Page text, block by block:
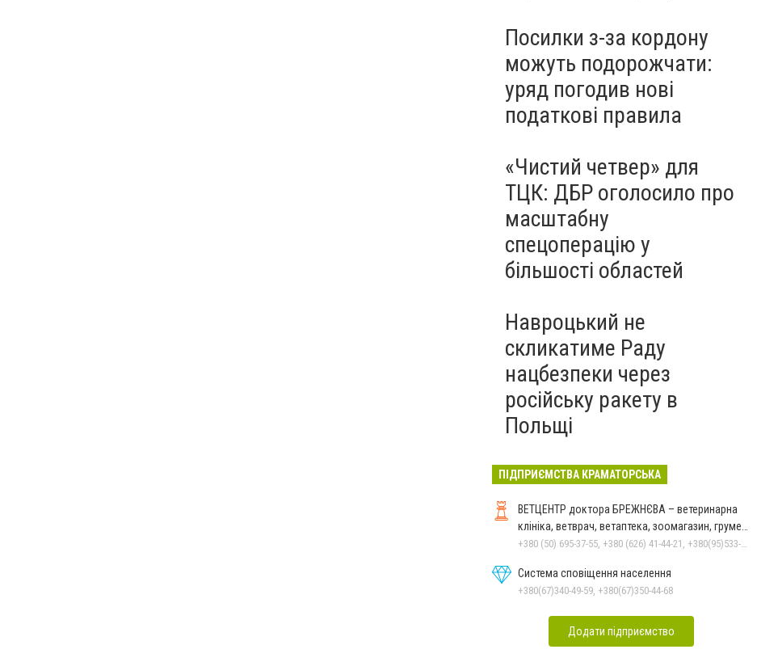
Посилки з-за кордону
можуть подорожчати:
уряд погодив нові
податкові правила
«Чистий четвер» для
ТЦК: ДБР оголосило про
масштабну
спецоперацію у
більшості областей
Навроцький не
скликатиме Раду
нацбезпеки через
російську ракету в
Польщі
ПІДПРИЄМСТВА КРАМАТОРСЬКА
ВЕТЦЕНТР доктора БРЕЖНЄВА – ветеринарна
клініка, ветврач, ветаптека, зоомагазин, грумер,
стрижки.
+380 (50) 695-37-55, +380 (626) 41-44-21, +380(95)533-90-03
Система сповіщення населення
+380(67)340-49-59, +380(67)350-44-68
Додати підприємство